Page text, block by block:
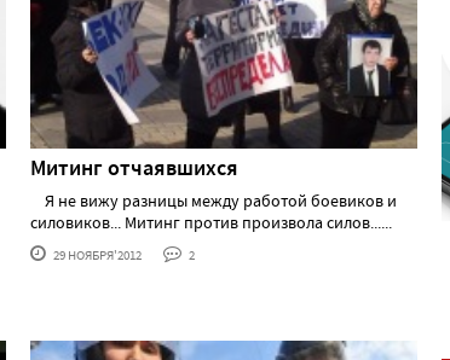
Митинг отчаявшихся
Я не вижу разницы между работой боевиков и
силовиков... Митинг против произвола силов......
29 НОЯБРЯ'2012 2